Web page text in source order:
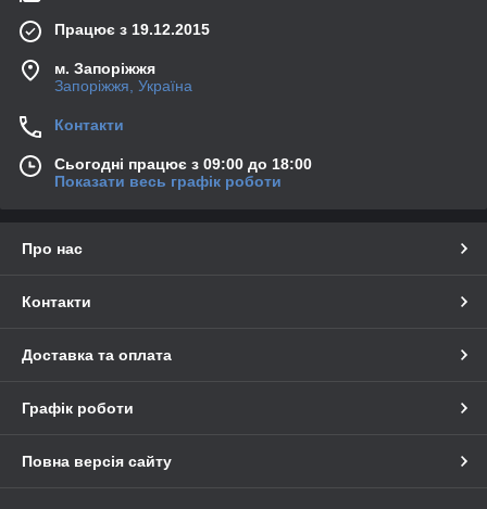
Працює з 19.12.2015
м. Запоріжжя
Запоріжжя, Україна
Контакти
Сьогодні працює з 09:00 до 18:00
Показати весь графік роботи
Про нас
Контакти
Доставка та оплата
Графік роботи
Повна версія сайту